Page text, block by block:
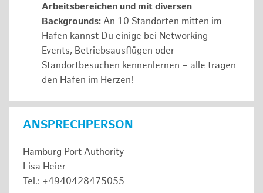
Arbeitsbereichen und mit diversen
Backgrounds: An 10 Standorten mitten im
Hafen kannst Du einige bei Networking-
Events, Betriebsausflügen oder
Standortbesuchen kennenlernen – alle tragen
den Hafen im Herzen!
ANSPRECHPERSON
Hamburg Port Authority
Lisa Heier
Tel.: +4940428475055